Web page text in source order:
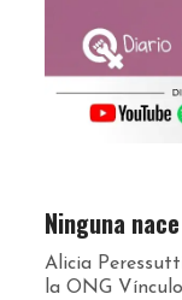
Ninguna
Alicia
la ONG